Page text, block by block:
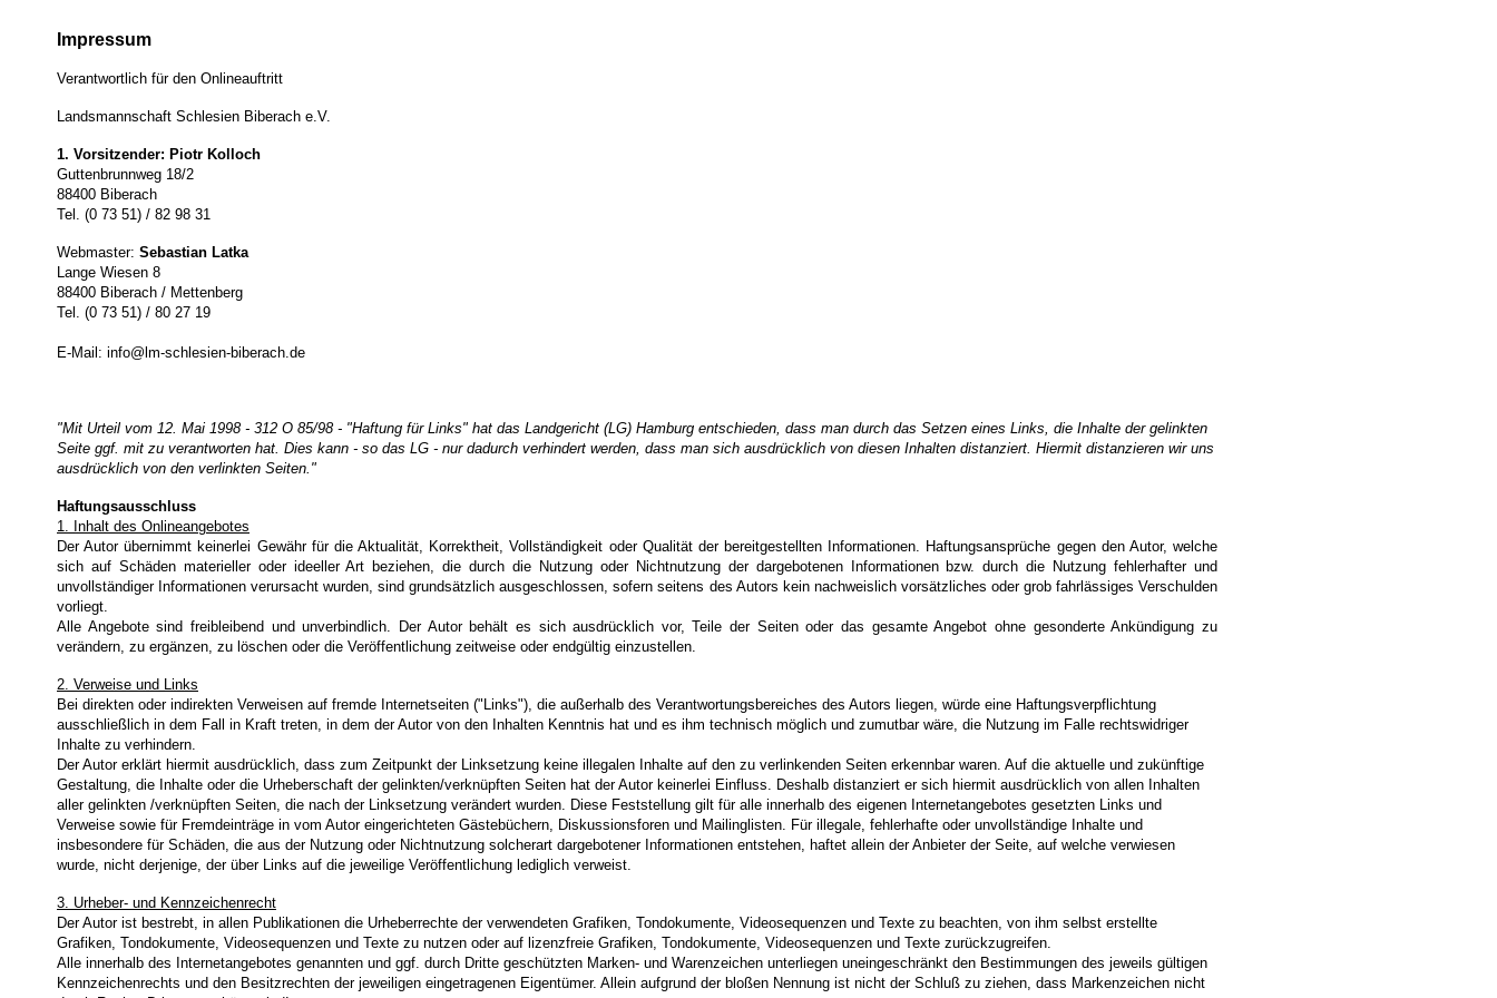
Impressum
Verantwortlich für den Onlineauftritt
Landsmannschaft Schlesien Biberach e.V.
1. Vorsitzender: Piotr Kolloch
Guttenbrunnweg 18/2
88400 Biberach
Tel. (0 73 51) / 82 98 31
Webmaster: Sebastian Latka
Lange Wiesen 8
88400 Biberach / Mettenberg
Tel. (0 73 51) / 80 27 19
E-Mail: info@lm-schlesien-biberach.de
"Mit Urteil vom 12. Mai 1998 - 312 O 85/98 - "Haftung für Links" hat das Landgericht (LG) Hamburg entschieden, dass man durch das Setzen eines Links, die Inhalte der gelinkten
Seite ggf. mit zu verantworten hat. Dies kann - so das LG - nur dadurch verhindert werden, dass man sich ausdrücklich von diesen Inhalten distanziert. Hiermit distanzieren wir uns
ausdrücklich von den verlinkten Seiten."
Haftungsausschluss
1. Inhalt des Onlineangebotes
Der Autor übernimmt keinerlei Gewähr für die Aktualität, Korrektheit, Vollständigkeit oder Qualität der bereitgestellten Informationen. Haftungsansprüche gegen den Autor, welche
sich auf Schäden materieller oder ideeller Art beziehen, die durch die Nutzung oder Nichtnutzung der dargebotenen Informationen bzw. durch die Nutzung fehlerhafter und
unvollständiger Informationen verursacht wurden, sind grundsätzlich ausgeschlossen, sofern seitens des Autors kein nachweislich vorsätzliches oder grob fahrlässiges Verschulden
vorliegt.
Alle Angebote sind freibleibend und unverbindlich. Der Autor behält es sich ausdrücklich vor, Teile der Seiten oder das gesamte Angebot ohne gesonderte Ankündigung zu
verändern, zu ergänzen, zu löschen oder die Veröffentlichung zeitweise oder endgültig einzustellen.
2. Verweise und Links
Bei direkten oder indirekten Verweisen auf fremde Internetseiten ("Links"), die außerhalb des Verantwortungsbereiches des Autors liegen, würde eine Haftungsverpflichtung
ausschließlich in dem Fall in Kraft treten, in dem der Autor von den Inhalten Kenntnis hat und es ihm technisch möglich und zumutbar wäre, die Nutzung im Falle rechtswidriger
Inhalte zu verhindern.
Der Autor erklärt hiermit ausdrücklich, dass zum Zeitpunkt der Linksetzung keine illegalen Inhalte auf den zu verlinkenden Seiten erkennbar waren. Auf die aktuelle und zukünftige
Gestaltung, die Inhalte oder die Urheberschaft der gelinkten/verknüpften Seiten hat der Autor keinerlei Einfluss. Deshalb distanziert er sich hiermit ausdrücklich von allen Inhalten
aller gelinkten /verknüpften Seiten, die nach der Linksetzung verändert wurden. Diese Feststellung gilt für alle innerhalb des eigenen Internetangebotes gesetzten Links und
Verweise sowie für Fremdeinträge in vom Autor eingerichteten Gästebüchern, Diskussionsforen und Mailinglisten. Für illegale, fehlerhafte oder unvollständige Inhalte und
insbesondere für Schäden, die aus der Nutzung oder Nichtnutzung solcherart dargebotener Informationen entstehen, haftet allein der Anbieter der Seite, auf welche verwiesen
wurde, nicht derjenige, der über Links auf die jeweilige Veröffentlichung lediglich verweist.
3. Urheber- und Kennzeichenrecht
Der Autor ist bestrebt, in allen Publikationen die Urheberrechte der verwendeten Grafiken, Tondokumente, Videosequenzen und Texte zu beachten, von ihm selbst erstellte
Grafiken, Tondokumente, Videosequenzen und Texte zu nutzen oder auf lizenzfreie Grafiken, Tondokumente, Videosequenzen und Texte zurückzugreifen.
Alle innerhalb des Internetangebotes genannten und ggf. durch Dritte geschützten Marken- und Warenzeichen unterliegen uneingeschränkt den Bestimmungen des jeweils gültigen
Kennzeichenrechts und den Besitzrechten der jeweiligen eingetragenen Eigentümer. Allein aufgrund der bloßen Nennung ist nicht der Schluß zu ziehen, dass Markenzeichen nicht